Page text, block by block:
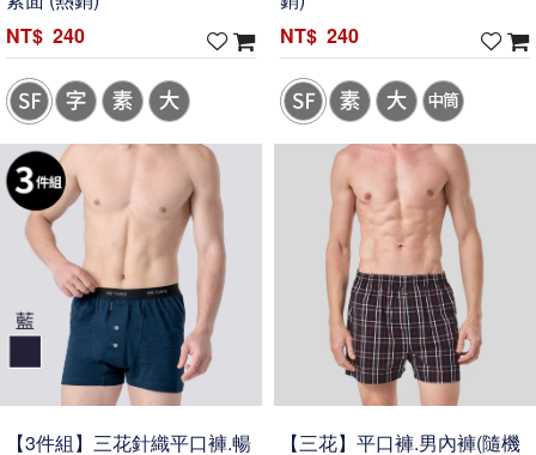
240
240
【3件組】三花針織平口褲.暢 【三花】平口褲.男內褲(隨機